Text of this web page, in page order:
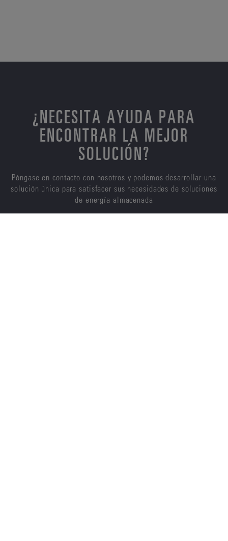
¿NECESITA AYUDA PARA
ENCONTRAR LA MEJOR
SOLUCIÓN?
Póngase en contacto con nosotros y podemos desarrollar una
solución única para satisfacer sus necesidades de soluciones
de energía almacenada